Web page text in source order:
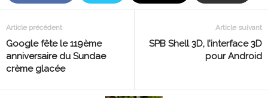
Article précédent
Google fête le 119ème
anniversaire du Sundae
crème glacée
Article suivant
SPB Shell 3D, l’interface 3D
pour Android